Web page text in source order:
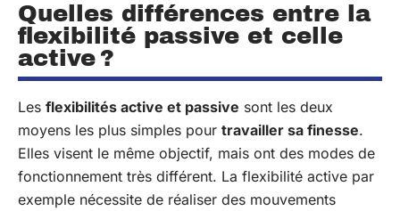
Quelles différences entre la
flexibilité passive et celle
active ?
Les flexibilités active et passive sont les deux
moyens les plus simples pour travailler sa finesse.
Elles visent le même objectif, mais ont des modes de
fonctionnement très différent. La flexibilité active par
exemple nécessite de réaliser des mouvements